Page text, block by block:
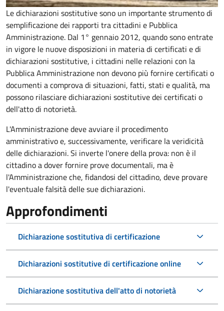
Le dichiarazioni sostitutive sono un importante strumento di
semplificazione dei rapporti tra cittadini e Pubblica
Amministrazione. Dal 1° gennaio 2012, quando sono entrate
in vigore le nuove disposizioni in materia di certificati e di
dichiarazioni sostitutive, i cittadini nelle relazioni con la
Pubblica Amministrazione non devono più fornire certificati o
documenti a comprova di situazioni, fatti, stati e qualità, ma
possono rilasciare dichiarazioni sostitutive dei certificati o
dell'atto di notorietà.
L'Amministrazione deve avviare il procedimento
amministrativo e, successivamente, verificare la veridicità
delle dichiarazioni. Si inverte l'onere della prova: non è il
cittadino a dover fornire prove documentali, ma è
l'Amministrazione che, fidandosi del cittadino, deve provare
l'eventuale falsità delle sue dichiarazioni.
Approfondimenti
Dichiarazione sostitutiva di certificazione
Dichiarazioni sostitutive di certificazione online
Dichiarazione sostitutiva dell'atto di notorietà